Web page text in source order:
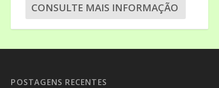
CONSULTE MAIS INFORMAÇÃO
POSTAGENS RECENTES